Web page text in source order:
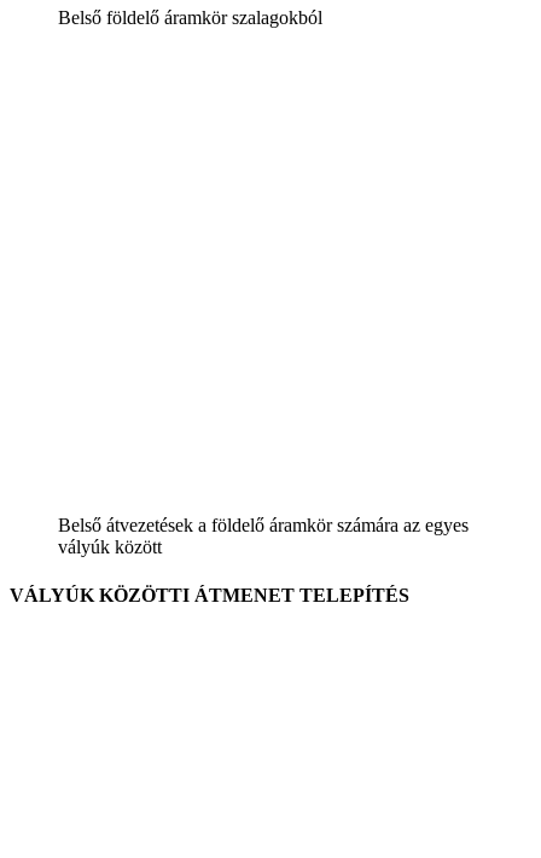
Belső földelő áramkör szalagokból
Belső átvezetések a földelő áramkör számára az egyes
vályúk között
VÁLYÚK KÖZÖTTI ÁTMENET TELEPÍTÉS